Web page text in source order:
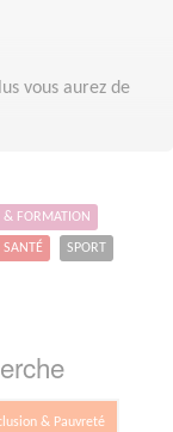
vous aurez de
& FORMATION
SANTÉ SPORT
& Pauvreté